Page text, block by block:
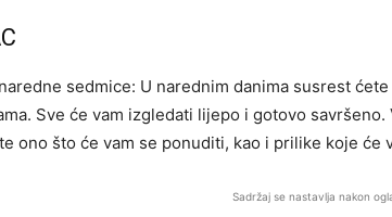
sedmice: U narednim danima susrest
Sve će vam izgledati lijepo i gotovo
ono što će vam se ponuditi, kao i prilike koje će
Sadržaj se nastavlja nakon